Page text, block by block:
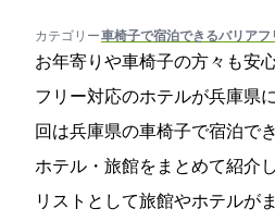
カテゴリー:#車椅子で宿泊できるバリア
お年寄りや車椅子の方々も安
フリー対応のホテルが兵庫県
回は兵庫県の車椅子で宿泊で
ホテル・旅館をまとめて紹介
リストとして旅館やホテルが